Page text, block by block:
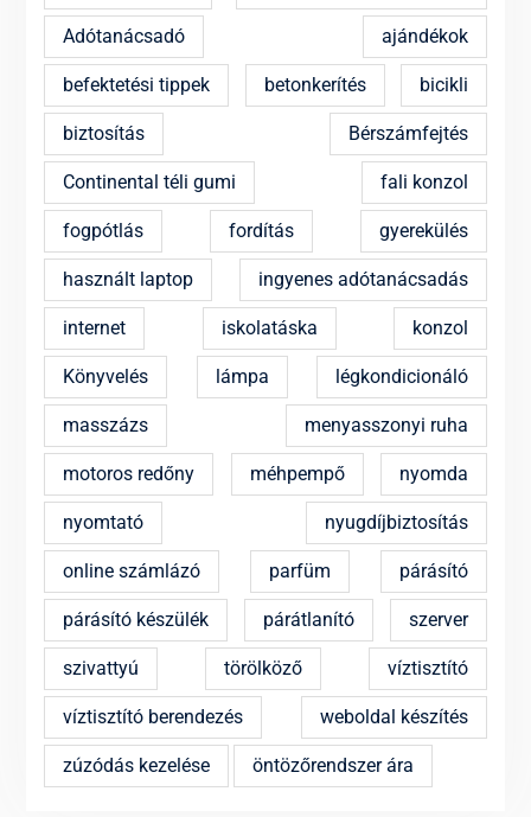
Adótanácsadó ajándékok
befektetési tippek betonkerítés bicikli
biztosítás Bérszámfejtés
Continental téli gumi fali konzol
fogpótlás fordítás gyerekülés
használt laptop ingyenes adótanácsadás
internet iskolatáska konzol
Könyvelés lámpa légkondicionáló
masszázs menyasszonyi ruha
motoros redőny méhpempő nyomda
nyomtató nyugdíjbiztosítás
online számlázó parfüm párásító
párásító készülék párátlanító szerver
szivattyú törölköző víztisztító
víztisztító berendezés weboldal készítés
zúzódás kezelése öntözőrendszer ára